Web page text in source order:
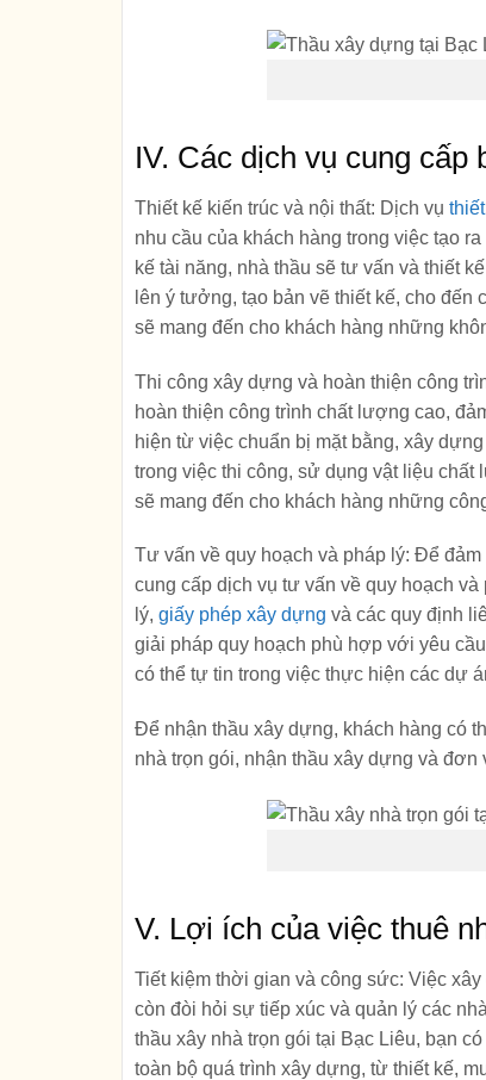
IV. Các dịch vụ cung
Thiết kế kiến trúc và nội thất: Dịch vụ
nhu cầu của khách hàng trong việc tạo
kế tài năng, nhà thầu sẽ tư vấn và thiết
lên ý tưởng, tạo bản vẽ thiết kế, cho đến
sẽ mang đến cho khách hàng những
Thi công xây dựng và hoàn thiện công
hoàn thiện công trình chất lượng cao,
hiện từ việc chuẩn bị mặt bằng, xây
trong việc thi công, sử dụng vật liệu
sẽ mang đến cho khách hàng những
Tư vấn về quy hoạch và pháp lý: Để đảm
cung cấp dịch vụ tư vấn về quy hoạch
lý, giấy phép xây dựng và các quy định
giải pháp quy hoạch phù hợp với yêu
có thể tự tin trong việc thực hiện các dự
Để nhận thầu xây dựng, khách hàng có
nhà trọn gói, nhận thầu xây dựng và đơn
V. Lợi ích của việc thuê
Tiết kiệm thời gian và công sức: Việc xây
còn đòi hỏi sự tiếp xúc và quản lý các
thầu xây nhà trọn gói tại Bạc Liêu, bạn
toàn bộ quá trình xây dựng, từ thiết kế,